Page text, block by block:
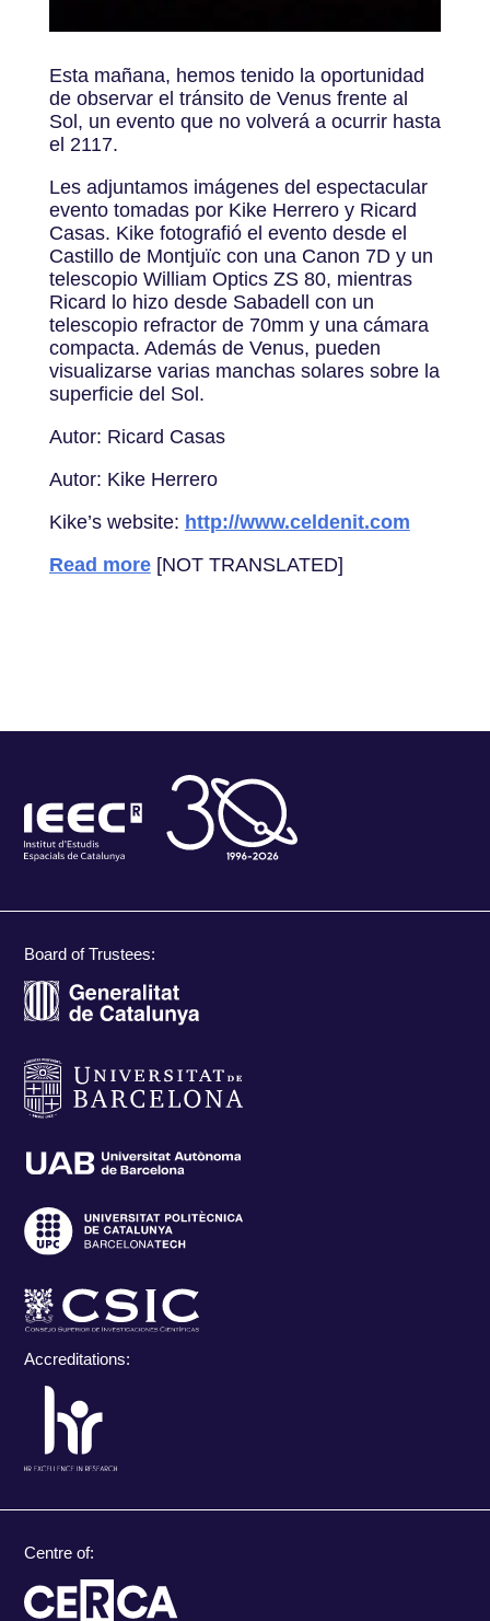
Esta mañana, hemos tenido la oportunidad
de observar el tránsito de Venus frente al
Sol, un evento que no volverá a ocurrir hasta
el 2117.
Les adjuntamos imágenes del espectacular
evento tomadas por Kike Herrero y Ricard
Casas. Kike fotografió el evento desde el
Castillo de Montjuïc con una Canon 7D y un
telescopio William Optics ZS 80, mientras
Ricard lo hizo desde Sabadell con un
telescopio refractor de 70mm y una cámara
compacta. Además de Venus, pueden
visualizarse varias manchas solares sobre la
superficie del Sol.
Autor: Ricard Casas
Autor: Kike Herrero
Kike’s website: http://www.celdenit.com
Read more[NOT TRANSLATED]
Board of Trustees:
Accreditations:
Centre of: